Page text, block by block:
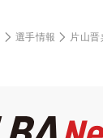
選手情報 片山晋